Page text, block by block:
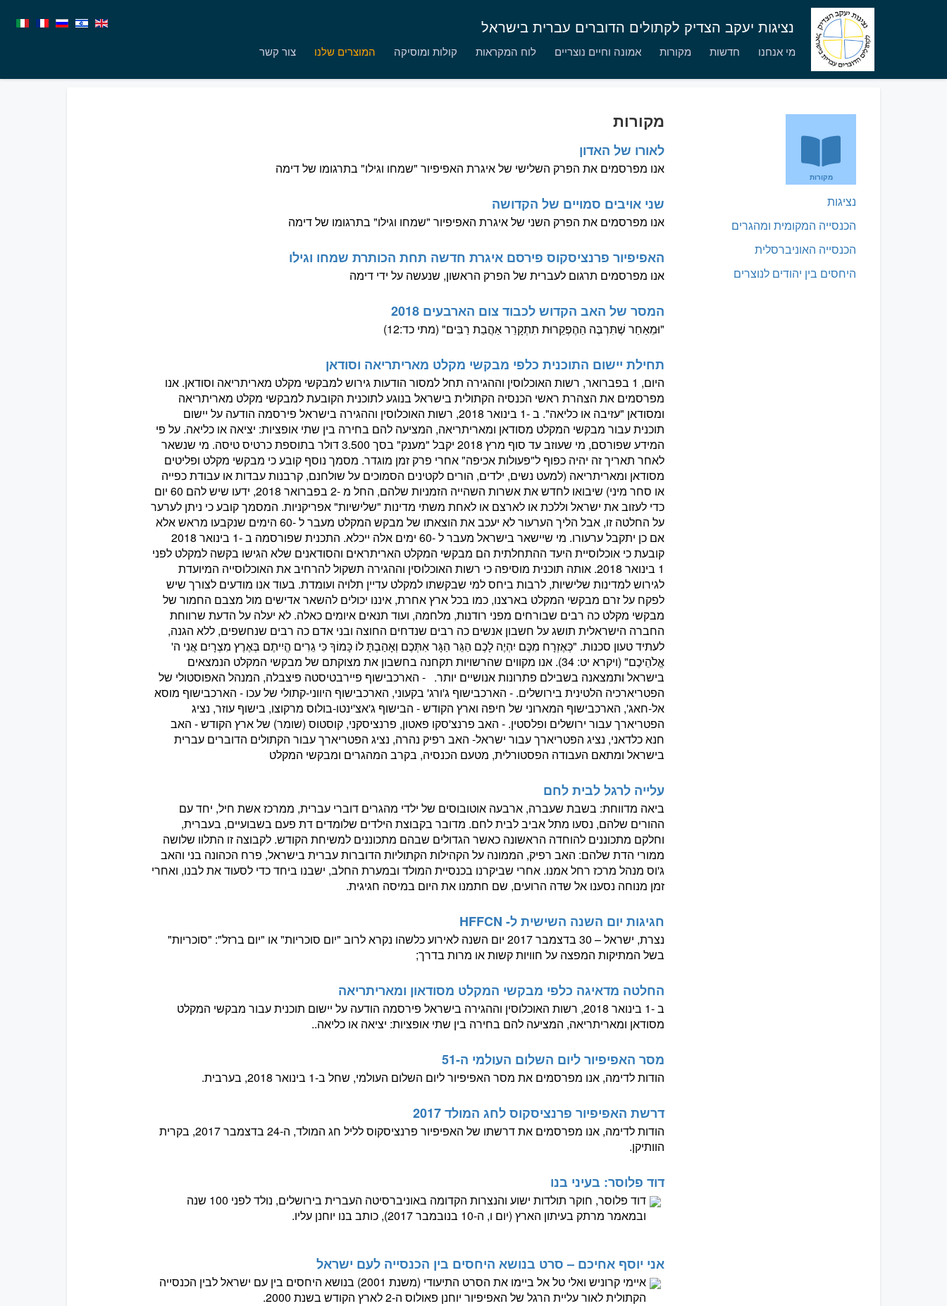
נציגות יעקב הצדיק לקתולים הדוברים עברית בישראל
מי אנחנו חדשות מקורות אמונה וחיים נוצריים לוח המקראות קולות ומוסיקה המוצרים שלנו צור קשר
מקורות
נציגות
הכנסייה המקומית ומהגרים
הכנסייה האוניברסלית
היחסים בין יהודים לנוצרים
מקורות
לאורו של האדון
אנו מפרסמים את הפרק השלישי של איגרת האפיפיור "שמחו וגילו" בתרגומו של דימה
שני אויבים סמויים של הקדושה
אנו מפרסמים את הפרק השני של איגרת האפיפיור "שמחו וגילו" בתרגומו של דימה
האפיפיור פרנציסקוס פירסם איגרת חדשה תחת הכותרת שמחו וגילו
אנו מפרסמים תרגום לעברית של הפרק הראשון, שנעשה על ידי דימה
המסר של האב הקדוש לכבוד צום הארבעים 2018
"וּמֵאַחַר שֶׁתִּרְבֶּה הַהֶפְקֵרוּת תִתְקָרֵר אַהֲבַת רַבִּים" (מתי כד:12)
תחילת יישום התוכנית כלפי מבקשי מקלט מאריתריאה וסודאן
היום, 1 בפברואר, רשות האוכלוסין וההגירה תחל למסור הודעות גירוש למבקשי מקלט מאריתריאה וסודאן. אנו
מפרסמים את הצהרת ראשי הכנסיה הקתולית בישראל בנוגע לתוכנית הקובעת למבקשי מקלט מאריתריאה
ומסודאן "עזיבה או כליאה". ב -1 בינואר 2018, רשות האוכלוסין וההגירה בישראל פירסמה הודעה על יישום
תוכנית עבור מבקשי המקלט מסודאן ומאריתריאה, המציעה להם בחירה בין שתי אופציות: יציאה או כליאה. על פי
המידע שפורסם, מי שעוזב עד סוף מרץ 2018 יקבל "מענק" בסך 3.500 דולר בתוספת כרטיס טיסה. מי שנשאר
לאחר תאריך זה יהיה כפוף ל"פעולות אכיפה" אחרי פרק זמן מוגדר. מסמך נוסף קובע כי מבקשי מקלט ופליטים
מסודאן ומאריתריאה (למעט נשים, ילדים, הורים לקטינים הסמוכים על שולחנם, קרבנות עבדות או עבודת כפייה
או סחר מיני) שיבואו לחדש את אשרות השהייה הזמניות שלהם, החל מ -2 בפברואר 2018, ידעו שיש להם 60 יום
כדי לעזוב את ישראל וללכת או לארצם או לאחת משתי מדינות "שלישיות" אפריקניות. המסמך קובע כי ניתן לערער
על החלטה זו, אבל הליך הערעור לא יעכב את הוצאתו של מבקש המקלט מעבר ל -60 הימים שנקבעו מראש אלא
אם כן יתקבל ערעורו. מי שיישאר בישראל מעבר ל -60 ימים אלה ייכלא. התכנית שפורסמה ב -1 בינואר 2018
קובעת כי אוכלוסיית היעד ההתחלתית הם מבקשי המקלט האריתראים והסודאנים שלא הגישו בקשה למקלט לפני
1 בינואר 2018. אותה תוכנית מוסיפה כי רשות האוכלוסין וההגירה תשקול להרחיב את האוכלוסייה המיועדת
לגירוש למדינות שלישיות, לרבות ביחס למי שבקשתו למקלט עדיין תלויה ועומדת. בעוד אנו מודעים לצורך שיש
לפקח על זרם מבקשי המקלט בארצנו, כמו בכל ארץ אחרת, איננו יכולים להשאר אדישים מול מצבם החמור של
מבקשי מקלט כה רבים שבורחים מפני רודנות, מלחמה, ועוד תנאים איומים כאלה. לא יעלה על הדעת שרווחת
החברה הישראלית תושג על חשבון אנשים כה רבים שנדחים החוצה ובני אדם כה רבים שנחשפים, ללא הגנה,
לעתיד טעון סכנות. "כְּאֶזְרָח מִכֶּם יִהְיֶה לָכֶם הַגֵּר הַגָּר אִתְּכֶם וְאָהַבְתָּ לוֹ כָּמוֹךָ כִּי גֵרִים הֱיִיתֶם בְּאֶרֶץ מִצְרָיִם אֲנִי ה'
אֱלֹהֵיכֶם" (ויקרא יט: 34). אנו מקווים שהרשויות תקחנה בחשבון את מצוקתם של מבקשי המקלט הנמצאים
בישראל ותמצאנה בשבילם פתרונות אנושיים יותר. - הארכבישוף פיירבטיסטה פיצבלה, המנהל האפוסטולי של
הפטריארכיה הלטינית בירושלים. - הארכבישוף ג'ורג' בקעוני, הארכבישוף היווני-קתולי של עכו - הארכבישוף מוסא
אל-חאג', הארכבישוף המארוני של חיפה וארץ הקודש - הבישוף ג'אצ'ינטו-בולוס מרקוצו, בישוף עוזר, נציג
הפטריארך עבור ירושלים ופלסטין. - האב פרנצ'סקו פאטון, פרנציסקני, קוסטוס (שומר) של ארץ הקודש - האב
חנא כלדאני, נציג הפטריארך עבור ישראל- האב רפיק נהרה, נציג הפטריארך עבור הקתולים הדוברים עברית
בישראל ומתאם העבודה הפסטורלית, מטעם הכנסיה, בקרב המהגרים ומבקשי המקלט
עלייה לרגל לבית לחם
ביאה מדווחת: בשבת שעברה, ארבעה אוטובוסים של ילדי מהגרים דוברי עברית, ממרכז אשת חיל, יחד עם
ההורים שלהם, נסעו מתל אביב לבית לחם. מדובר בקבוצת הילדים שלומדים דת פעם בשבועיים, בעברית,
וחלקם מתכוננים להוחדה הראשונה כאשר הגדולים שבהם מתכוננים למשיחת הקודש. לקבוצה זו התלוו שלושה
ממורי הדת שלהם: האב רפיק, הממונה על הקהילות הקתוליות הדוברות עברית בישראל, פרח הכהונה בני והאב
ג'וס מנהל מרכז רחל אמנו. אחרי שביקרנו בכנסיית המולד ובמערת החלב, ישבנו ביחד כדי לסעוד את לבנו, ואחרי
זמן מנוחה נסענו אל שדה הרועים, שם חתמנו את היום במיסה חגיגית.
חגיגות יום השנה השישית ל- HFFCN
נצרת, ישראל – 30 בדצמבר 2017 יום השנה לאירוע כלשהו נקרא לרוב "יום סוכריות" או "יום ברזל": "סוכריות"
בשל המתיקות המפצה על חוויות קשות או מרות בדרך;
החלטה מדאיגה כלפי מבקשי המקלט מסודאון ומאריתריאה
ב -1 בינואר 2018, רשות האוכלוסין וההגירה בישראל פירסמה הודעה על יישום תוכנית עבור מבקשי המקלט
מסודאן ומאריתריאה, המציעה להם בחירה בין שתי אופציות: יציאה או כליאה..
מסר האפיפיור ליום השלום העולמי ה-51
הודות לדימה, אנו מפרסמים את מסר האפיפיור ליום השלום העולמי, שחל ב-1 בינואר 2018, בערבית.
דרשת האפיפיור פרנציסקוס לחג המולד 2017
הודות לדימה, אנו מפרסמים את דרשתו של האפיפיור פרנציסקוס לליל חג המולד, ה-24 בדצמבר 2017, בקרית
הוותיקן.
דוד פלוסר: בעיני בנו
דוד פלוסר, חוקר תולדות ישוע והנצרות הקדומה באוניברסיטה העברית בירושלים, נולד לפני 100 שנה
ובמאמר מרתק בעיתון הארץ (יום ו, ה-10 בנובמבר 2017), כותב בנו יוחנן עליו.
אני יוסף אחיכם – סרט בנושא היחסים בין הכנסייה לעם ישראל
איימי קרוניש ואלי טל אל ביימו את הסרט התיעודי (משנת 2001) בנושא היחסים בין עם ישראל לבין הכנסייה
הקתולית לאור עליית הרגל של האפיפיור יוחנן פאולוס ה-2 לארץ הקודש בשנת 2000.